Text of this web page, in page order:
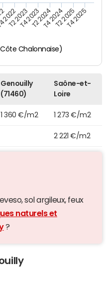
Chalonnaise)
2022
T2 2023T4 2023T2 2024T4 2024T2 2025T4 2025
Genouilly
(71460)
Saône-et-
Loire
1 360 €/m2 1 273 €/m2
2 221 €/m2
sol argileux, feux
naturels et
?